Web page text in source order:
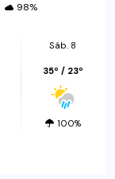
98%
Sáb. 8
35º / 23º
100%